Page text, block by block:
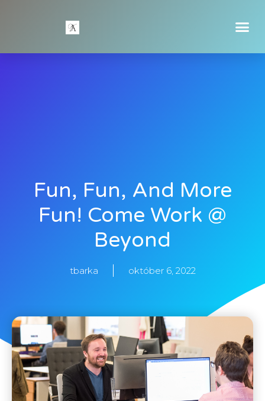
Fun, Fun, And More
Fun! Come Work @
Beyond
tbarka október 6, 2022